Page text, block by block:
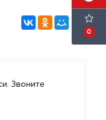
0
Звоните